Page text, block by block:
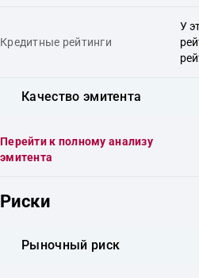
Кредитные рейтинги
У
Качество эмитента
Перейти к полному анализу
эмитента
Риски
Рыночный риск